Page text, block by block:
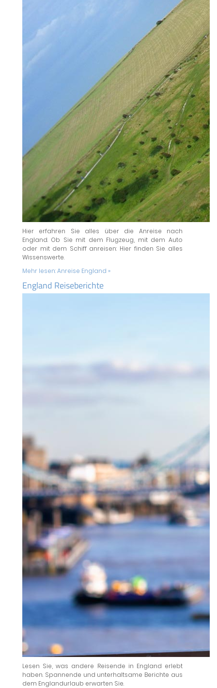
Hier erfahren Sie alles über die Anreise nach
England. Ob Sie mit dem Flugzeug, mit dem Auto
oder mit dem Schiff anreisen: Hier finden Sie alles
Wissenswerte.
Mehr lesen:Anreise England »
England Reiseberichte
Lesen Sie, was andere Reisende in England erlebt
haben. Spannende und unterhaltsame Berichte aus
dem Englandurlaub erwarten Sie.